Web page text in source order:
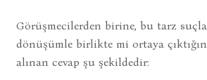
Görüşmecilerden birine, bu tarz
dönüşümle birlikte mi ortaya
alınan cevap şu şekildedir: